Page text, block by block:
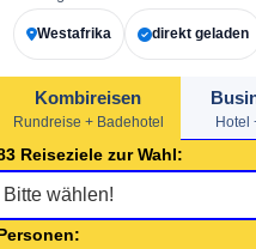
Westafrika direkt geladen
Kombireisen
Rundreise + Badehotel Hotel
Reiseziele zur Wahl: